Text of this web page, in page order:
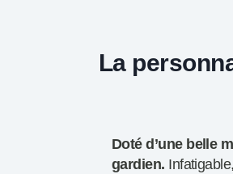
La
Doté d’une belle
gardien.